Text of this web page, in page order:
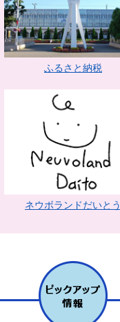
ふるさと納税
ネウボランドだいとう